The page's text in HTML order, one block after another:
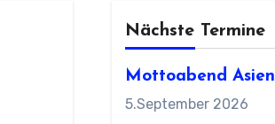
Nächste Termine
Mottoabend Asien
5.September 2026